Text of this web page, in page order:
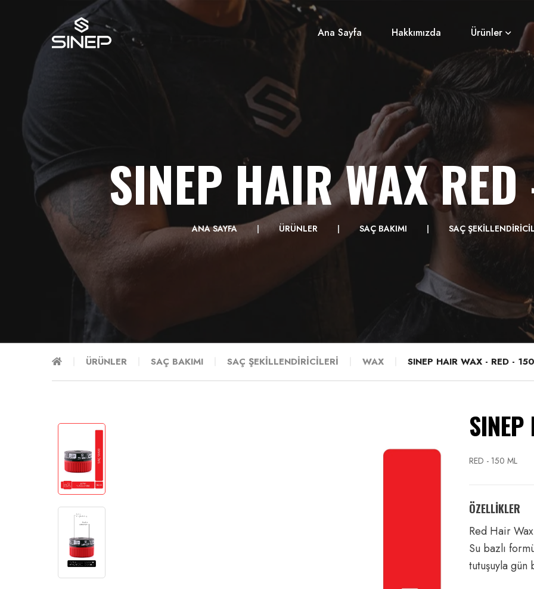
Ana Sayfa Hakkımızda Ürünler
SINEP HAIR WAX
ANA SAYFA ÜRÜNLER SAÇ BAKIMI SAÇ
ÜRÜNLER SAÇ BAKIMI SAÇ ŞEKİLLENDİRİCİLERİ WAX SINEP HAIR WAX - RED -
RED - 150 ML
ÖZELLİKLER
Red Hair
Su bazlı
tutuşuyla gün